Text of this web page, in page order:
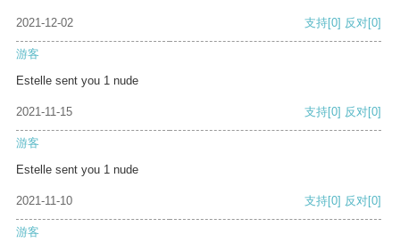
2021-12-02 支持[0] 反对[0]
游客
Estelle sent you 1 nude
2021-11-15 支持[0] 反对[0]
游客
Estelle sent you 1 nude
2021-11-10 支持[0] 反对[0]
游客